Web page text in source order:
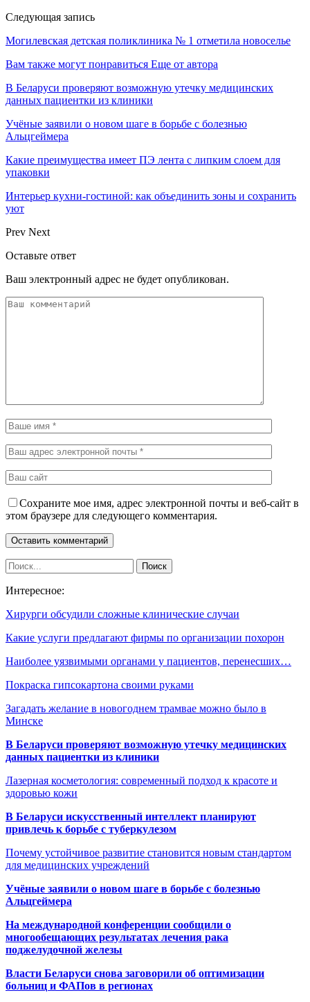
Следующая запись
Могилевская детская поликлиника № 1 отметила новоселье
Вам также могут понравиться Еще от автора
В Беларуси проверяют возможную утечку медицинских
данных пациентки из клиники
Учёные заявили о новом шаге в борьбе с болезнью
Альцгеймера
Какие преимущества имеет ПЭ лента с липким слоем для
упаковки
Интерьер кухни-гостиной: как объединить зоны и сохранить
уют
Prev Next
Оставьте ответ
Ваш электронный адрес не будет опубликован.
Сохраните мое имя, адрес электронной почты и веб-сайт в
этом браузере для следующего комментария.
Интересное:
Хирурги обсудили сложные клинические случаи
Какие услуги предлагают фирмы по организации похорон
Наиболее уязвимыми органами у пациентов, перенесших…
Покраска гипсокартона своими руками
Загадать желание в новогоднем трамвае можно было в
Минске
В Беларуси проверяют возможную утечку медицинских
данных пациентки из клиники
Лазерная косметология: современный подход к красоте и
здоровью кожи
В Беларуси искусственный интеллект планируют
привлечь к борьбе с туберкулезом
Почему устойчивое развитие становится новым стандартом
для медицинских учреждений
Учёные заявили о новом шаге в борьбе с болезнью
Альцгеймера
На международной конференции сообщили о
многообещающих результатах лечения рака
поджелудочной железы
Власти Беларуси снова заговорили об оптимизации
больниц и ФАПов в регионах